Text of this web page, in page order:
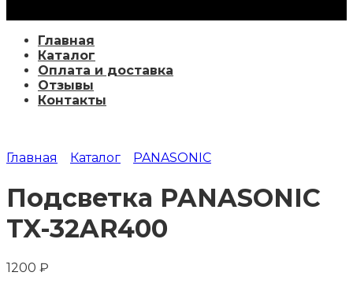
Главная
Каталог
Оплата и доставка
Отзывы
Контакты
Главная Каталог PANASONIC
Подсветка PANASONIC
TX-32AR400
1200 ₽